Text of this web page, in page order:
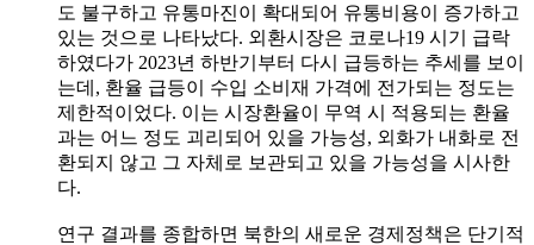
도 불구하고 유통마진이 확대되어 유통비용이 증가하고
있는 것으로 나타났다. 외환시장은 코로나19 시기 급락
하였다가 2023년 하반기부터 다시 급등하는 추세를 보이
는데, 환율 급등이 수입 소비재 가격에 전가되는 정도는
제한적이었다. 이는 시장환율이 무역 시 적용되는 환율
과는 어느 정도 괴리되어 있을 가능성, 외화가 내화로 전
환되지 않고 그 자체로 보관되고 있을 가능성을 시사한
다.
연구 결과를 종합하면 북한의 새로운 경제정책은 단기적